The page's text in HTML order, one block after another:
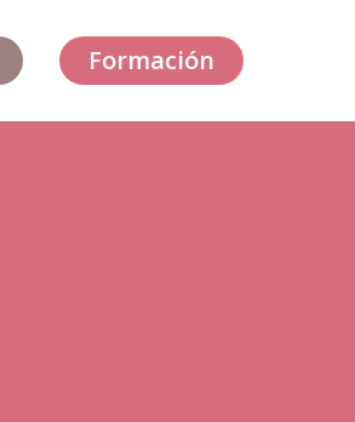
Formación